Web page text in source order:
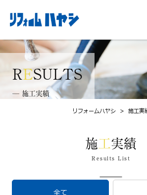
RESULTS
─ 施工実績
リフォームハヤシ> 施工実
施工実績
Results List
全て